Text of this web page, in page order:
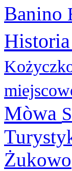
Banino
Historia
Mòwa
Żukowo